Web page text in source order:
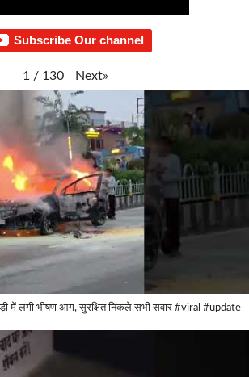
Subscribe Our channel
1 / 130 Next»
में लगी भीषण आग, सुरक्षित निकले सभी सवार #viral #update